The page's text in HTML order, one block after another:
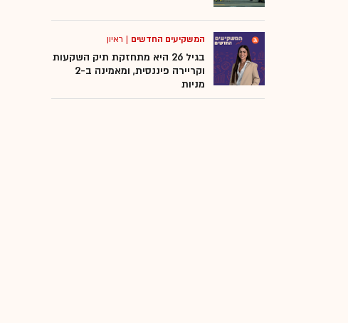
המשקיעים החדשים | ראיון
בגיל 26 היא מתחזקת תיק השקעות
וקריירה פיננסית, ומאמינה ב-2
מניות